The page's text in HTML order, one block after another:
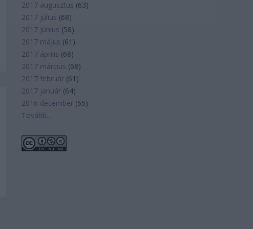
2017 augusztus (63)
2017 július (68)
2017 június (58)
2017 május (61 )
2017 április (68)
2017 március (68)
2017 február (61 )
2017 január (64)
2016 december (65)
Tovább...